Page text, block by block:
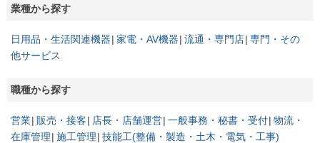
業種から探す
日用品・生活関連機器 家電・AV機器 流通・専門店 専門・その
他サービス
職種から探す
営業 販売・接客 店長・店舗運営 一般事務・秘書・受付 物流・
在庫管理 施工管理 技能工(整備・製造・土木・電気・工事)